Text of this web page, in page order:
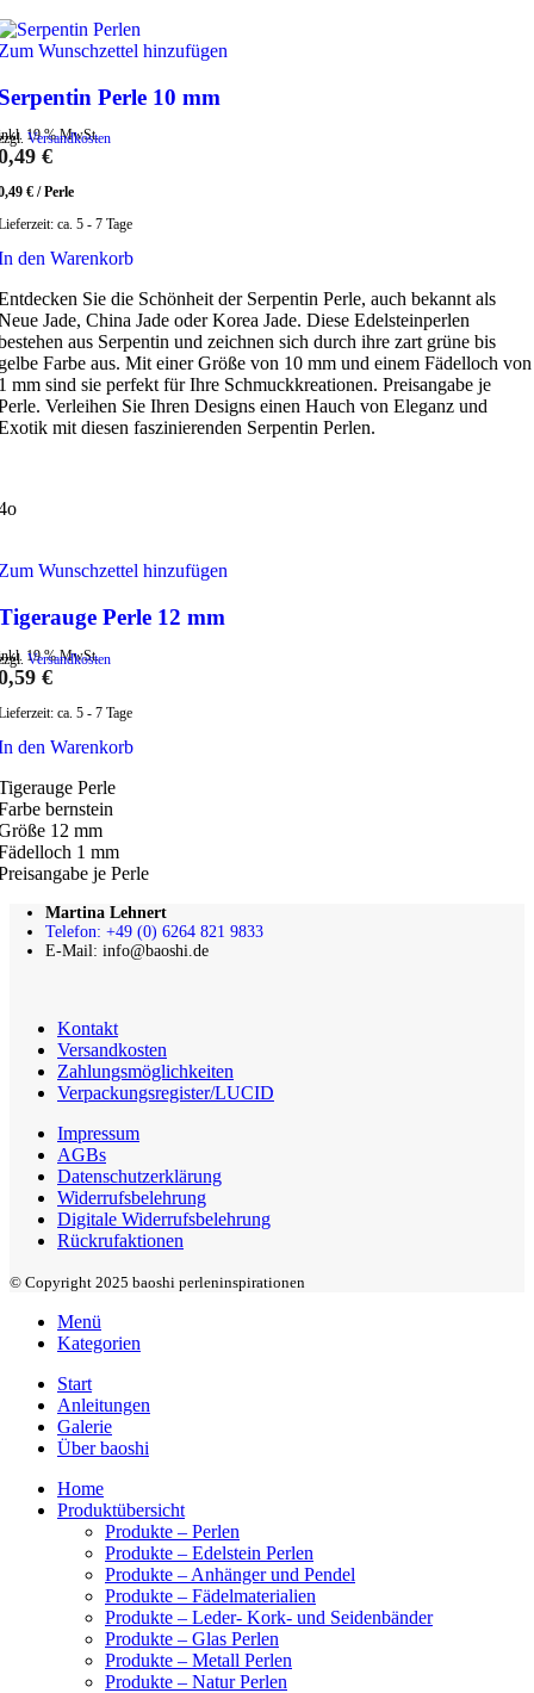
Wunschzettel hinzufügen
Perle 10 mm
19 % MwSt.
Versandkosten
€
€ /Perle
ca. 5 - 7 Tage
den Warenkorb
Sie die Schönheit der Serpentin Perle, auch bekannt als
Jade, China Jade oder Korea Jade. Diese Edelsteinperlen
aus Serpentin und zeichnen sich durch ihre zart grüne bis
Farbe aus. Mit einer Größe von 10 mm und einem Fädelloch von
mm sind sie perfekt für Ihre Schmuckkreationen. Preisangabe je
Verleihen Sie Ihren Designs einen Hauch von Eleganz und
mit diesen faszinierenden Serpentin Perlen.
Wunschzettel hinzufügen
Perle 12 mm
19 % MwSt.
Versandkosten
€
ca. 5 - 7 Tage
den Warenkorb
Perle
bernstein
12 mm
1 mm
je Perle
Martina Lehnert
Telefon: +49 (0) 6264 821 9833
E-Mail: info@baoshi.de
Kontakt
Versandkosten
Zahlungsmöglichkeiten
Verpackungsregister/LUCID
Impressum
AGBs
Datenschutzerklärung
Widerrufsbelehrung
Digitale Widerrufsbelehrung
Rückrufaktionen
© Copyright 2025 baoshi perleninspirationen
Menü
Kategorien
Start
Anleitungen
Galerie
Über baoshi
Home
Produktübersicht
Produkte – Perlen
Produkte – Edelstein Perlen
Produkte – Anhänger und Pendel
Produkte – Fädelmaterialien
Produkte – Leder- Kork- und Seidenbänder
Produkte – Glas Perlen
Produkte – Metall Perlen
Produkte – Natur Perlen